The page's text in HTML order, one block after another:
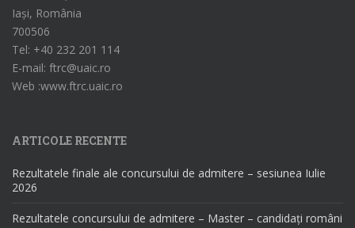
Iași, România
700506
Tel: +40 232 201 114
E-mail: ftrc@uaic.ro
Web :www.ftrc.uaic.ro
ARTICOLE RECENTE
Rezultatele finale ale concursului de admitere – sesiunea Iulie
2026
Rezultatele concursului de admitere – Master – candidați români